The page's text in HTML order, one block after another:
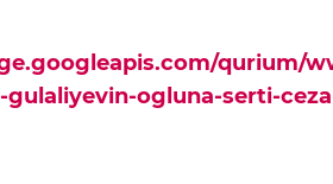
qurium/
ogluna-serti-